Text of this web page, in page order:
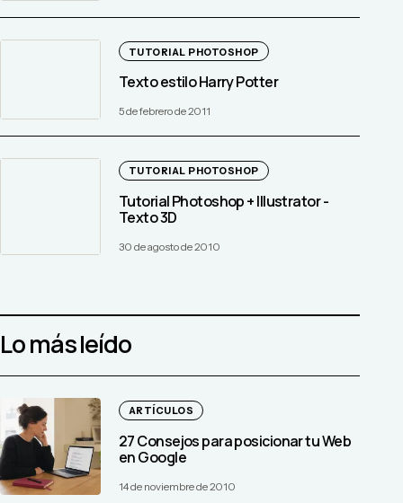
TUTORIAL PHOTOSHOP
Texto estilo Harry Potter
5 de febrero de 2011
TUTORIAL PHOTOSHOP
Tutorial Photoshop + Illustrator -
Texto 3D
30 de agosto de 2010
Lo más leído
ARTÍCULOS
27 Consejos para posicionar tu Web
en Google
14 de noviembre de 2010